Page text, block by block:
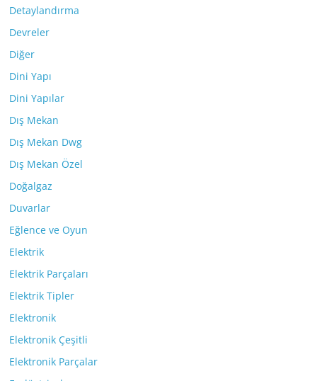
Detaylandırma
Devreler
Diğer
Dini Yapı
Dini Yapılar
Dış Mekan
Dış Mekan Dwg
Dış Mekan Özel
Doğalgaz
Duvarlar
Eğlence ve Oyun
Elektrik
Elektrik Parçaları
Elektrik Tipler
Elektronik
Elektronik Çeşitli
Elektronik Parçalar